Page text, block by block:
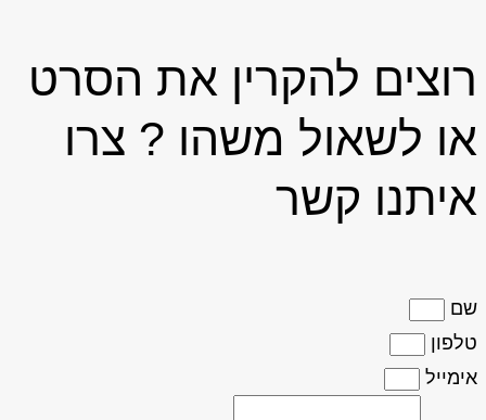
רוצים להקרין את הסרט
או לשאול משהו ? צרו
איתנו קשר
שם
טלפון
אימייל